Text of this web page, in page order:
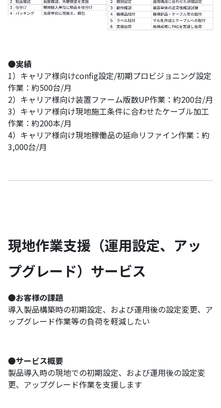
●実績
1）キャリア様向けconfig設定/初期プロビジョニング設定
作業：約500台/月
2）キャリア様向け装置ファーム版数UP作業：約200台/月
3）キャリア様向け現地施工条件に合わせたケーブル加工
作業：約200本/月
4）キャリア様向け現地稼働品の延命リファイン作業：約
3,000台/月
現地作業支援（運用設定、アッ
プグレード）サービス
●お客様の課題
導入製品構築時の初期設定、および運用後の設定変更、ア
ップグレード作業等の負荷を軽減したい
●サービス概要
製品導入時の現地での初期設定、および運用後の設定変
更、アップグレード作業を支援します